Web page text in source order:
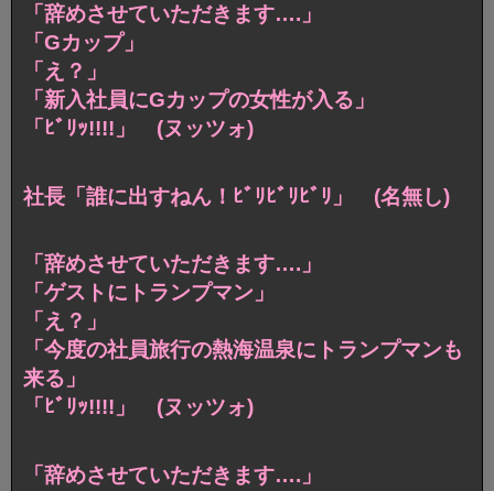
「辞めさせていただきます….」
「Gカップ」
「え？」
「新入社員にGカップの女性が入る」
「ﾋﾞﾘｯ!!!!」 (ヌッツォ)
社長「誰に出すねん！ﾋﾞﾘﾋﾞﾘﾋﾞﾘ」 (名無し)
「辞めさせていただきます….」
「ゲストにトランプマン」
「え？」
「今度の社員旅行の熱海温泉にトランプマンも
来る」
「ﾋﾞﾘｯ!!!!」 (ヌッツォ)
「辞めさせていただきます….」